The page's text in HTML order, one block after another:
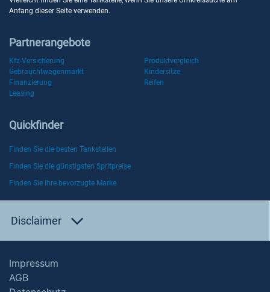
Anfang dieser Seite verwenden.
Partnerangebote
Kfz-Versicherung
Produktvergleich
Gebrauchtwagenmarkt
Kindersitze
Finanzierung
Reifen
Leasing
Quickfinder
Finden Sie die besten Tankstellen
Finden Sie die günstigsten Spritpreise
Finden Sie Ihre bevorzugte Marke
Disclaimer
Impressum
AGB